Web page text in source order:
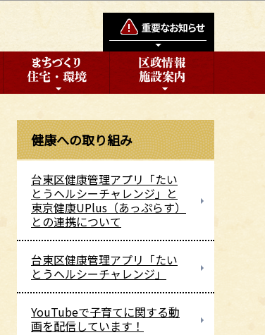
健康への取り組み
台東区健康管理アプリ「たい
とうヘルシーチャレンジ」と
東京健康UPlus（あっぷらす）
との連携について
台東区健康管理アプリ「たい
とうヘルシーチャレンジ」
YouTubeで子育てに関する動
画を配信しています！